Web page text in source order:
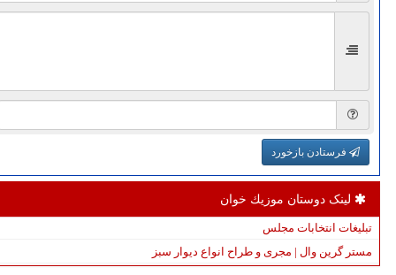
فرستادن بازخورد
لینک دوستان موزیك خوان
تبلیغات انتخابات مجلس
مستر گرین وال | مجری و طراح انواع دیوار سبز